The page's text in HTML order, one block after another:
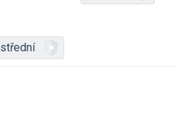
střední